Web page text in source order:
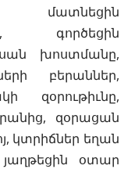
մատնեցին
գործեցին
խոստմանը,
բերաններ,
զօրութիւնը,
զօրացան
կտրիճներ եղան
օտար